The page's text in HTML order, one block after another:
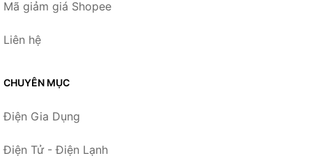
Mã giảm giá Shopee
Liên hệ
CHUYÊN MỤC
Điện Gia Dụng
Điện Tử - Điện Lạnh